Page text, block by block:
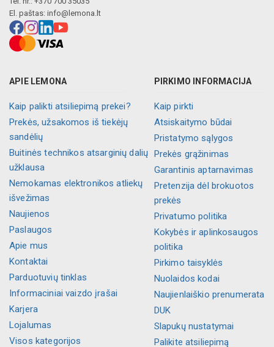
El. paštas: info@lemona.lt
APIE LEMONA
Kaip palikti atsiliepimą prekei?
Prekės, užsakomos iš tiekėjų
sandėlių
Buitinės technikos atsarginių dalių
užklausa
Nemokamas elektronikos atliekų
išvežimas
Naujienos
Paslaugos
Apie mus
Kontaktai
Parduotuvių tinklas
Informaciniai vaizdo įrašai
Karjera
Lojalumas
Visos kategorijos
PIRKIMO INFORMACIJA
Kaip pirkti
Atsiskaitymo būdai
Pristatymo sąlygos
Prekės grąžinimas
Garantinis aptarnavimas
Pretenzija dėl brokuotos
prekės
Privatumo politika
Kokybės ir aplinkosaugos
politika
Pirkimo taisyklės
Nuolaidos kodai
Naujienlaiškio prenumerata
DUK
Slapukų nustatymai
Palikite atsiliepimą